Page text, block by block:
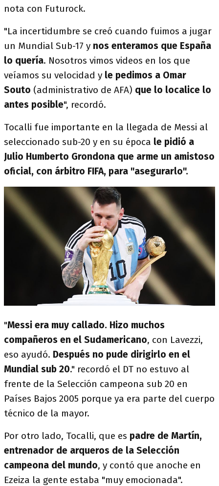
nota con Futurock.
"La incertidumbre se creó cuando fuimos a jugar
un Mundial Sub-17 y nos enteramos que España
lo quería. Nosotros vimos videos en los que
veíamos su velocidad y le pedimos a Omar
Souto (administrativo de AFA) que lo localice lo
antes posible", recordó.
Tocalli fue importante en la llegada de Messi al
seleccionado sub-20 y en su época le pidió a
Julio Humberto Grondona que arme un amistoso
oficial, con árbitro FIFA, para "asegurarlo".
"Messi era muy callado. Hizo muchos
compañeros en el Sudamericano, con Lavezzi,
eso ayudó. Después no pude dirigirlo en el
Mundial sub 20." recordó el DT no estuvo al
frente de la Selección campeona sub 20 en
Países Bajos 2005 porque ya era parte del cuerpo
técnico de la mayor.
Por otro lado, Tocalli, que es padre de Martín,
entrenador de arqueros de la Selección
campeona del mundo, y contó que anoche en
Ezeiza la gente estaba "muy emocionada".